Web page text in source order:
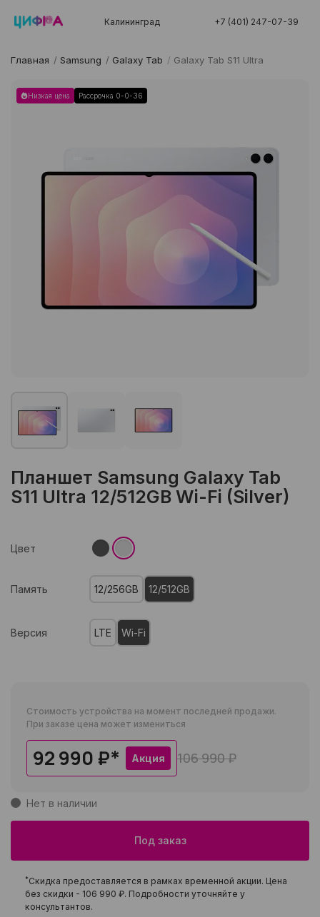
Калининград +7 (401) 247-07-39
Главная / Samsung / Galaxy Tab / Galaxy Tab S11 Ultra
Низкая цена Рассрочка 0-0-36
Планшет Samsung Galaxy Tab
S11 Ultra 12/512GB Wi-Fi (Silver)
Цвет
Память 12/256GB 12/512GB
Версия LTE Wi-Fi
Стоимость устройства на момент последней продажи.
При заказе цена может измениться
92 990 ₽* Акция 106 990 ₽
Нет в наличии
Под заказ
*Скидка предоставляется в рамках временной акции. Цена
без скидки - 106 990 ₽. Подробности уточняйте у
консультантов.